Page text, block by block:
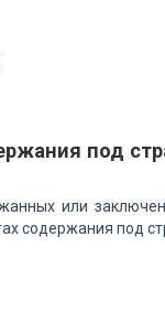
под
или
содержания под